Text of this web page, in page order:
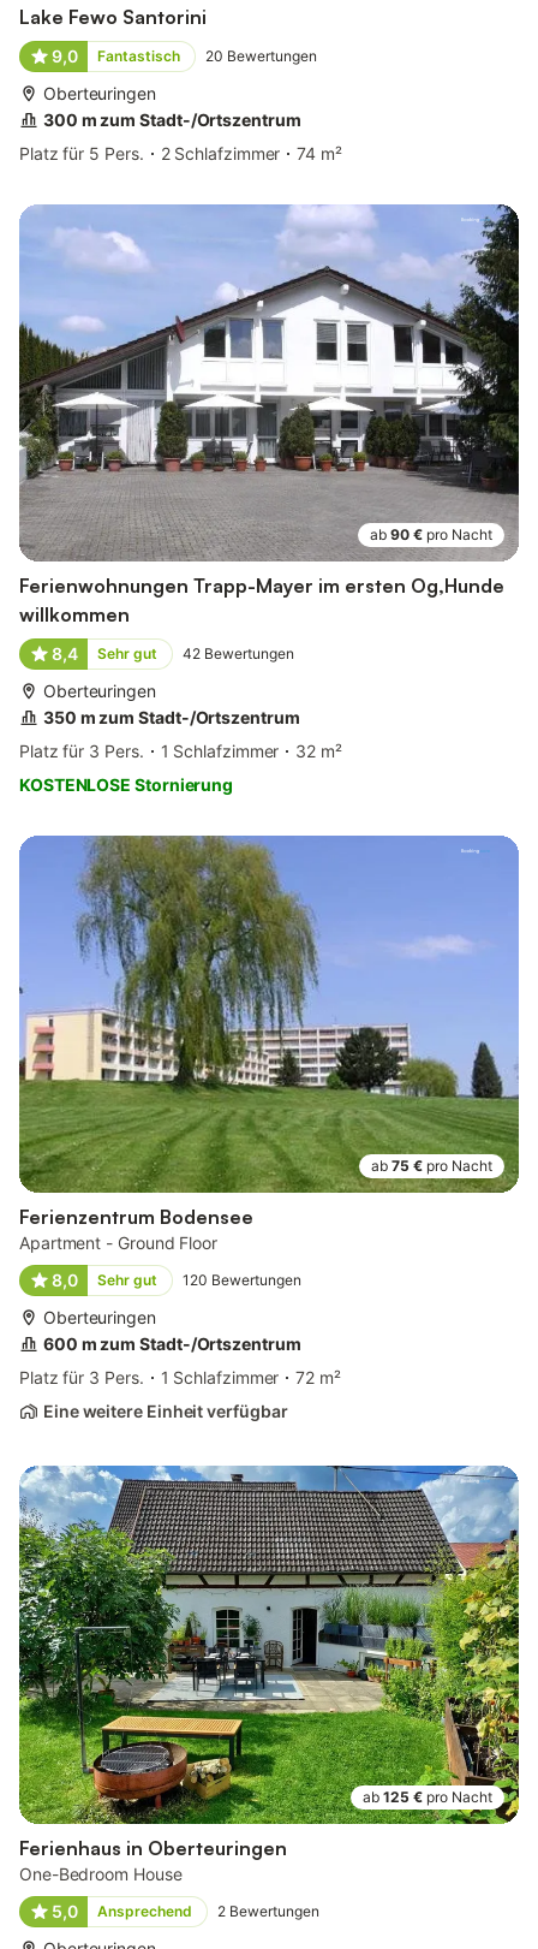
Lake Fewo Santorini
9,0 Fantastisch 20 Bewertungen
Oberteuringen
300 m zum Stadt-/Ortszentrum
Platz für 5 Pers.
2 Schlafzimmer 74 m²
ab 90 € pro Nacht
Ferienwohnungen Trapp-Mayer im ersten Og,Hunde
willkommen
8,4 Sehr gut 42 Bewertungen
Oberteuringen
350 m zum Stadt-/Ortszentrum
Platz für 3 Pers.
1 Schlafzimmer
32 m²
KOSTENLOSE Stornierung
ab 75 € pro Nacht
Ferienzentrum Bodensee
Apartment - Ground Floor
8,0
Sehr gut 120 Bewertungen
Oberteuringen
600 m zum Stadt-/Ortszentrum
Platz für 3 Pers.
1 Schlafzimmer
72 m²
Eine weitere Einheit verfügbar
ab 125 € pro Nacht
Ferienhaus in Oberteuringen
One-Bedroom House
5,0
Ansprechend 2 Bewertungen